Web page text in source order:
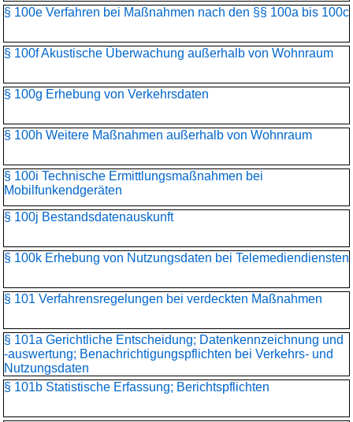
§ 100e Verfahren bei Maßnahmen nach den §§ 100a bis 100c
§ 100f Akustische Überwachung außerhalb von Wohnraum
§ 100g Erhebung von Verkehrsdaten
§ 100h Weitere Maßnahmen außerhalb von Wohnraum
§ 100i Technische Ermittlungsmaßnahmen bei
Mobilfunkendgeräten
§ 100j Bestandsdatenauskunft
§ 100k Erhebung von Nutzungsdaten bei Telemediendiensten
§ 101 Verfahrensregelungen bei verdeckten Maßnahmen
§ 101a Gerichtliche Entscheidung; Datenkennzeichnung und
-auswertung; Benachrichtigungspflichten bei Verkehrs- und
Nutzungsdaten
§ 101b Statistische Erfassung; Berichtspflichten